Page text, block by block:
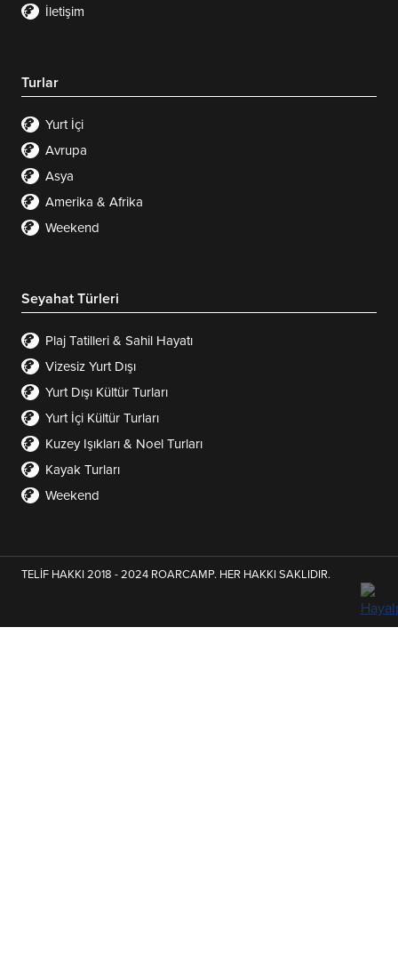
İletişim
Turlar
Yurt İçi
Avrupa
Asya
Amerika & Afrika
Weekend
Seyahat Türleri
Plaj Tatilleri & Sahil Hayatı
Vizesiz Yurt Dışı
Yurt Dışı Kültür Turları
Yurt İçi Kültür Turları
Kuzey Işıkları & Noel Turları
Kayak Turları
Weekend
TELİF HAKKI 2018 - 2024 ROARCAMP. HER HAKKI SAKLIDIR.